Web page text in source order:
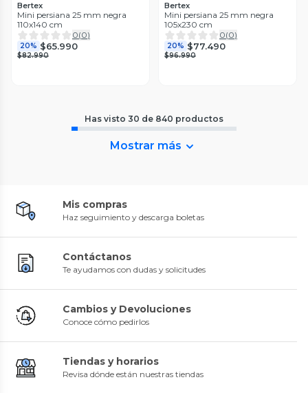
Bertex
Mini persiana 25 mm negra
110x140 cm
0(0)
20% $65.990
$82.990
Bertex
Mini persiana 25 mm negra
105x230 cm
0(0)
20% $77.490
$96.990
Has visto 30 de 840 productos
Mostrar más
Mis compras
Haz seguimiento y descarga boletas
Contáctanos
Te ayudamos con dudas y solicitudes
Cambios y Devoluciones
Conoce cómo pedirlos
Tiendas y horarios
Revisa dónde están nuestras tiendas